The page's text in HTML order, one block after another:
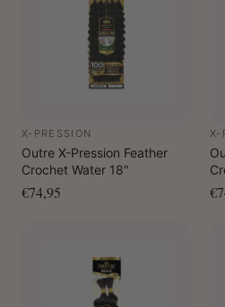
X-PRESSION
Outre X-Pression Feather
Crochet Water 18"
€74,95
X-